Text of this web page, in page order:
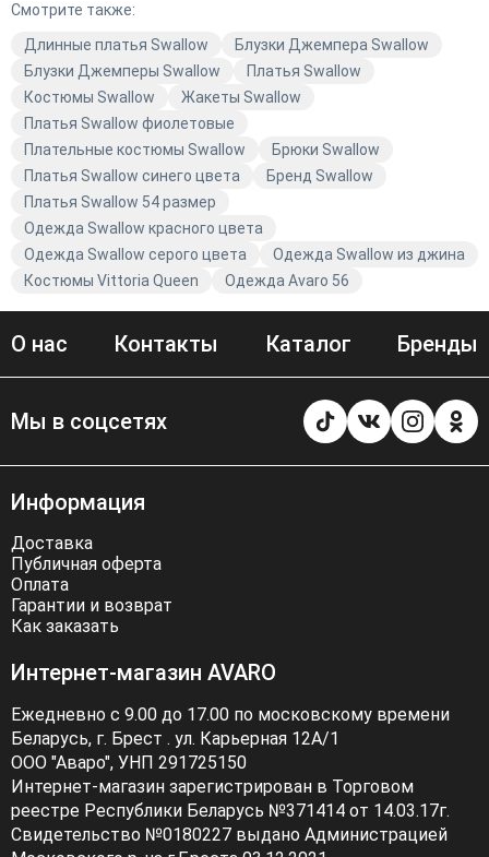
чтобы каждая женщина могла найти свой идеальный
образ.
Смотрите также:
Длинные платья Swallow
Блузки Джемпера Swallow
Блузки Джемперы Swallow
Платья Swallow
Костюмы Swallow
Жакеты Swallow
Платья Swallow фиолетовые
Плательные костюмы Swallow
Брюки Swallow
Платья Swallow синего цвета
Бренд Swallow
Платья Swallow 54 размер
Одежда Swallow красного цвета
Одежда Swallow серого цвета
Одежда Swallow из джина
Костюмы Vittoria Queen
Одежда Avaro 56
О нас Контакты Каталог Бренды
Мы в соцсетях
Информация
Доставка
Публичная оферта
Оплата
Гарантии и возврат
Как заказать
Интернет-магазин AVARO
Ежедневно с 9.00 до 17.00 по московскому времени
Беларусь, г. Брест . ул. Карьерная 12А/1
ООО "Аваро", УНП 291725150
Интернет-магазин зарегистрирован в Торговом
реестре Республики Беларусь №371414 от 14.03.17г.
Свидетельство №0180227 выдано Администрацией